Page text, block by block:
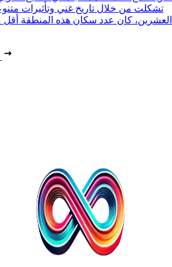
تشكلت من خلال تاريخ غني وتأثيرات